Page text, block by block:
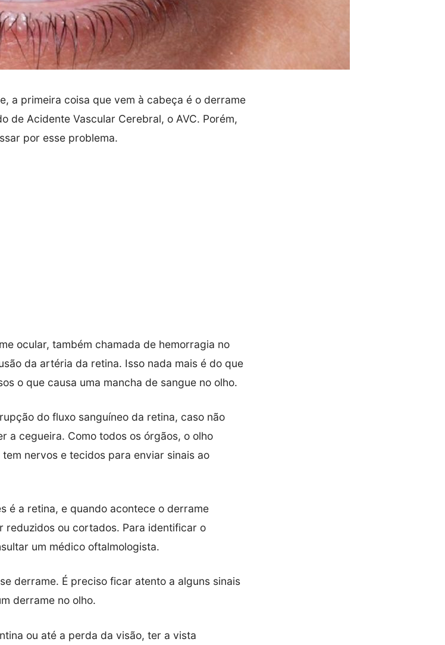
a primeira coisa que vem à cabeça é o derrame
de Acidente Vascular Cerebral, o AVC. Porém,
por esse problema.
ocular, também chamada de hemorragia no
da artéria da retina. Isso nada mais é do que
o que causa uma mancha de sangue no olho.
do fluxo sanguíneo da retina, caso não
a cegueira. Como todos os órgãos, o olho
nervos e tecidos para enviar sinais ao
é a retina, e quando acontece o derrame
reduzidos ou cortados. Para identificar o
um médico oftalmologista.
derrame. É preciso ficar atento a alguns sinais
derrame no olho.
ou até a perda da visão, ter a vista